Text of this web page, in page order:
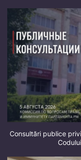
Consultări publice